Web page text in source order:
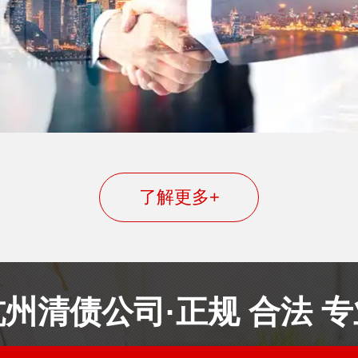
了解更多+
清债公司·正规 合法